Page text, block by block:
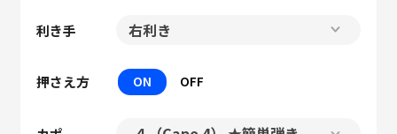
利き手
押さえ方 ON OFF